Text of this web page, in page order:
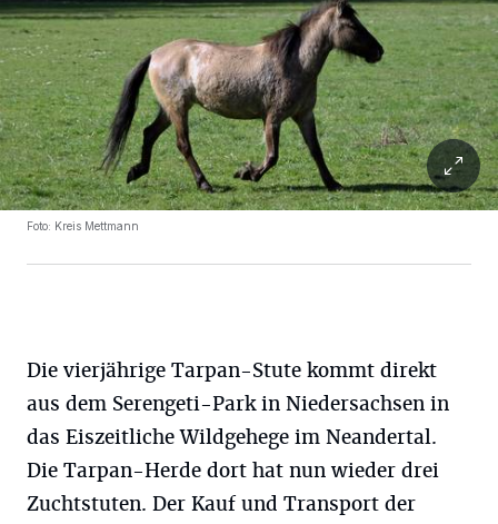
Foto: Kreis Mettmann
Die vierjährige Tarpan-Stute kommt direkt
aus dem Serengeti-Park in Niedersachsen in
das Eiszeitliche Wildgehege im Neandertal.
Die Tarpan-Herde dort hat nun wieder drei
Zuchtstuten. Der Kauf und Transport der